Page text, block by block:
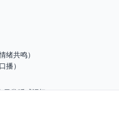
绪共鸣）
播）
日常听感记忆